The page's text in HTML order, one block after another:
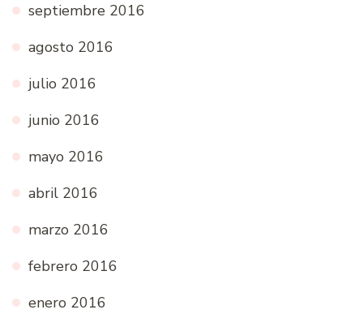
septiembre 2016
agosto 2016
julio 2016
junio 2016
mayo 2016
abril 2016
marzo 2016
febrero 2016
enero 2016